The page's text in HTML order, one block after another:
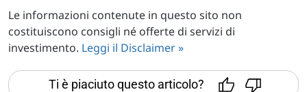
Le informazioni contenute in questo sito non
costituiscono consigli né offerte di servizi di
investimento. Leggi il Disclaimer »
Ti è piaciuto questo articolo?